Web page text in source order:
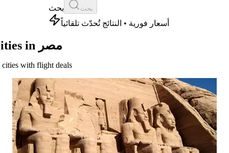
بحث
بحث
أسعار فورية • النتائج تُحدّث تلقائياً
Cities in مصر
cities with flight deals